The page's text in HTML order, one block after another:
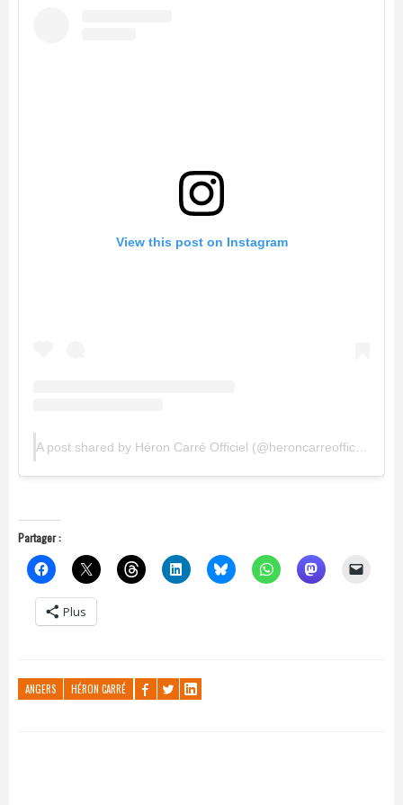
View this post on Instagram
A post shared by Héron Carré Officiel (@heroncarreofficiel)
Partager :
Plus
ANGERS HÉRON CARRÉ